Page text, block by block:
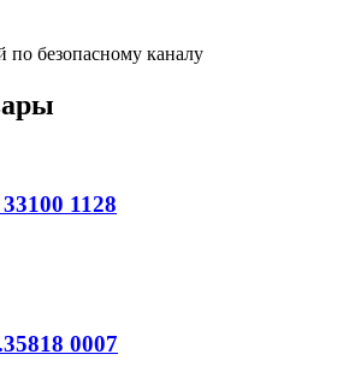
по безопасному каналу
1128
0007